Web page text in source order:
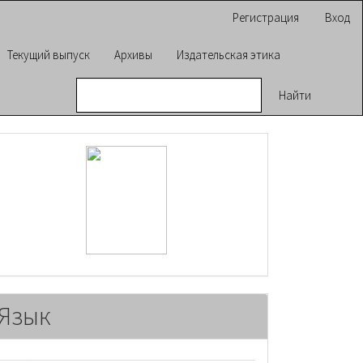
Регистрация Вход
Текущий выпуск Архивы Издательская этика
Найти